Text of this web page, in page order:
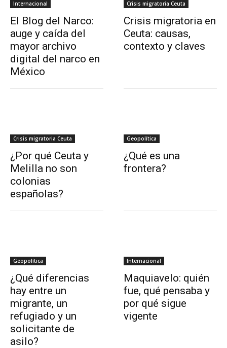
Internacional
El Blog del Narco:
auge y caída del
mayor archivo
digital del narco en
México
Crisis migratoria Ceuta
Crisis migratoria en
Ceuta: causas,
contexto y claves
Crisis migratoria Ceuta
¿Por qué Ceuta y
Melilla no son
colonias
españolas?
Geopolítica
¿Qué es una
frontera?
Geopolítica
¿Qué diferencias
hay entre un
migrante, un
refugiado y un
solicitante de
asilo?
Internacional
Maquiavelo: quién
fue, qué pensaba y
por qué sigue
vigente